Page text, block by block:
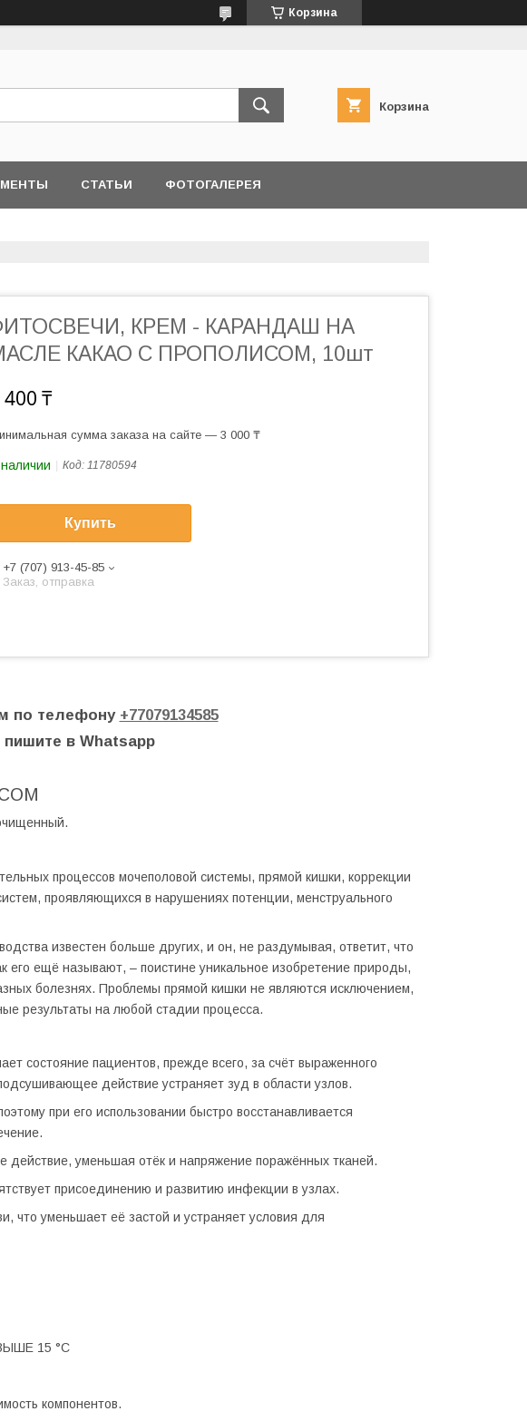
Корзина
Корзина
СТАТЬИ ФОТОГАЛЕРЕЯ
КРЕМ - КАРАНДАШ НА
КАКАО С ПРОПОЛИСОМ, 10шт
400 ₸
сумма заказа на сайте — 3 000 ₸
Код: 11780594
Купить
+7 (707) 913-45-85
Заказ, отправка
по телефону +77079134585
пишите в Whatsapp
процессов мочеполовой системы, прямой кишки, коррекции
проявляющихся в нарушениях потенции, менструального
известен больше других, и он, не раздумывая, ответит, что
его ещё называют, – поистине уникальное изобретение природы,
болезнях. Проблемы прямой кишки не являются исключением,
результаты на любой стадии процесса.
состояние пациентов, прежде всего, за счёт выраженного
действие устраняет зуд в области узлов.
при его использовании быстро восстанавливается
уменьшая отёк и напряжение поражённых тканей.
присоединению и развитию инфекции в узлах.
что уменьшает её застой и устраняет условия для
15 °C
компонентов.